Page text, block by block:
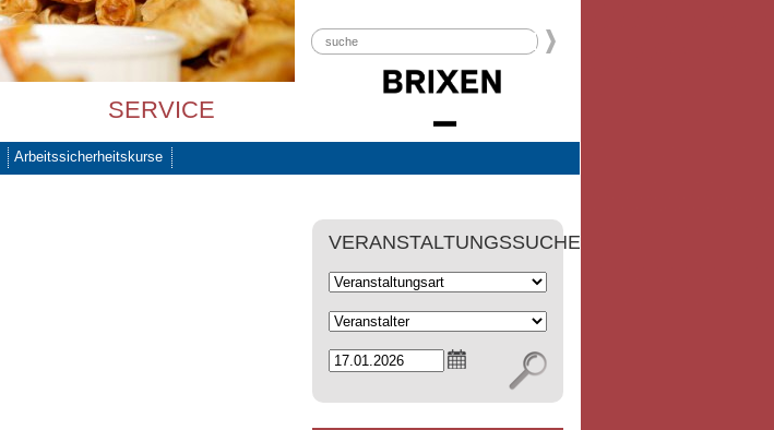
SERVICE
Arbeitssicherheitskurse
VERANSTALTUNGSSUCHE